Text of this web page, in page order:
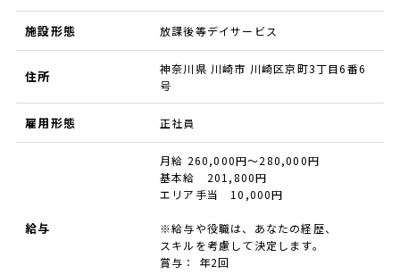
施設形態 放課後等デイサービス
住所
神奈川県 川崎市 川崎区京町3丁目6番6
号
雇用形態 正社員
給与
月給 260,000円～280,000円
基本給 201,800円
エリア手当 10,000円
※給与や役職は、あなたの経歴、
スキルを考慮して決定します。
賞与： 年2回